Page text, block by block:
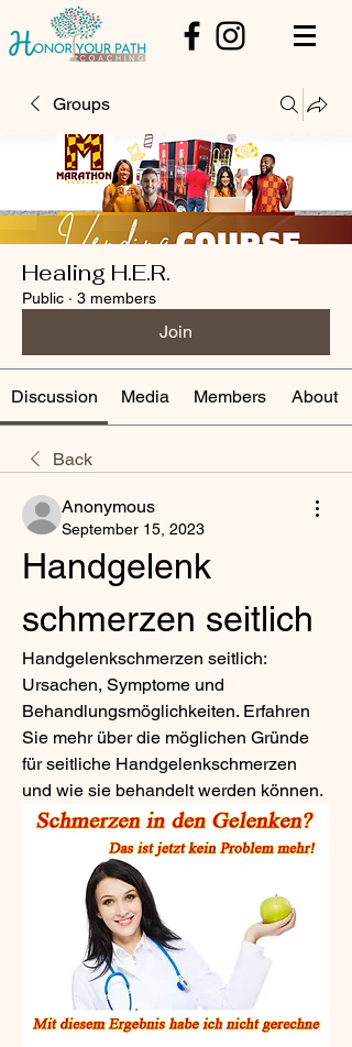
Groups
Healing H.E.R.
Public · 3 members
Join
Discussion Media Members About
Back
Anonymous
September 15, 2023
Handgelenk
schmerzen seitlich
Handgelenkschmerzen seitlich:
Ursachen, Symptome und
Behandlungsmöglichkeiten. Erfahren
Sie mehr über die möglichen Gründe
für seitliche Handgelenkschmerzen
und wie sie behandelt werden können.